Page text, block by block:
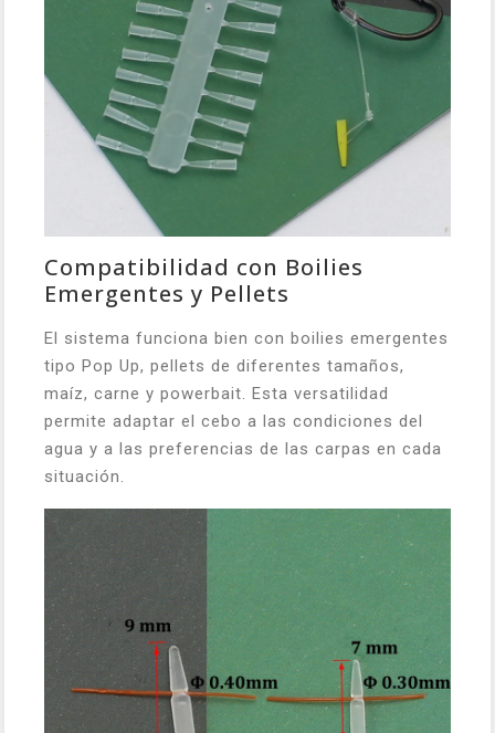
Compatibilidad con Boilies
Emergentes y Pellets
El sistema funciona bien con boilies emergentes
tipo Pop Up, pellets de diferentes tamaños,
maíz, carne y powerbait. Esta versatilidad
permite adaptar el cebo a las condiciones del
agua y a las preferencias de las carpas en cada
situación.